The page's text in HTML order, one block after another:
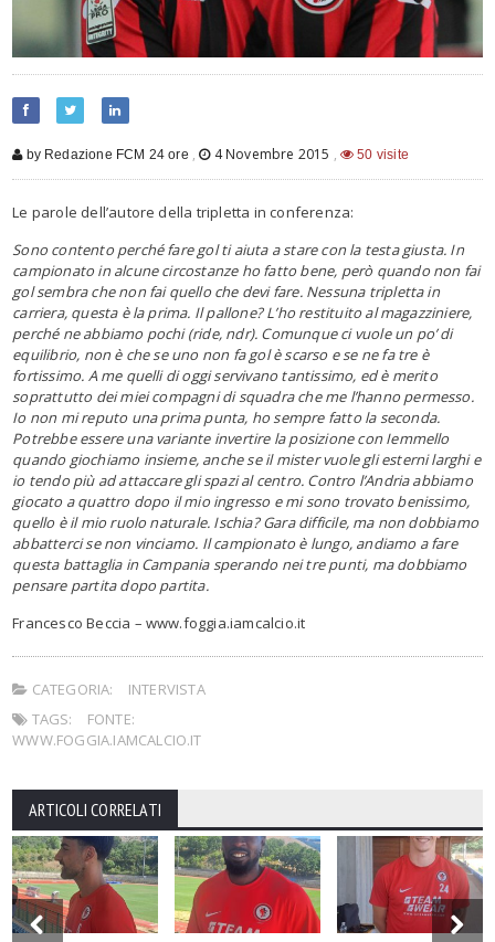
by Redazione FCM 24 ore , 4 Novembre 2015 , 50 visite
Le parole dell’autore della tripletta in conferenza:
Sono contento perché fare gol ti aiuta a stare con la testa giusta. In
campionato in alcune circostanze ho fatto bene, però quando non fai
gol sembra che non fai quello che devi fare. Nessuna tripletta in
carriera, questa è la prima. Il pallone? L’ho restituito al magazziniere,
perché ne abbiamo pochi (ride, ndr). Comunque ci vuole un po’ di
equilibrio, non è che se uno non fa gol è scarso e se ne fa tre è
fortissimo. A me quelli di oggi servivano tantissimo, ed è merito
soprattutto dei miei compagni di squadra che me l’hanno permesso.
Io non mi reputo una prima punta, ho sempre fatto la seconda.
Potrebbe essere una variante invertire la posizione con Iemmello
quando giochiamo insieme, anche se il mister vuole gli esterni larghi e
io tendo più ad attaccare gli spazi al centro. Contro l’Andria abbiamo
giocato a quattro dopo il mio ingresso e mi sono trovato benissimo,
quello è il mio ruolo naturale. Ischia? Gara difficile, ma non dobbiamo
abbatterci se non vinciamo. Il campionato è lungo, andiamo a fare
questa battaglia in Campania sperando nei tre punti, ma dobbiamo
pensare partita dopo partita.
Francesco Beccia – www.foggia.iamcalcio.it
CATEGORIA:
INTERVISTA
TAGS:
FONTE:
WWW.FOGGIA.IAMCALCIO.IT
ARTICOLI CORRELATI